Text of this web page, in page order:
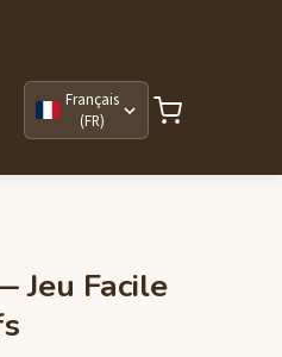
Français
(FR)
Jeu Facile